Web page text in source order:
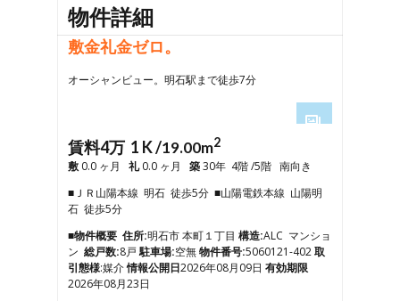
物件詳細
敷金礼金ゼロ。
オーシャンビュー。明石駅まで徒歩7分
2
3
4
7
8
9
賃料4万 1 K /19.00m2
敷 0.0 ヶ月 礼0.0 ヶ月 築30年 4階 /5階 南向き
■ＪＲ山陽本線 明石 徒歩5分 ■山陽電鉄本線 山陽明
石 徒歩5分
■物件概要 住所:明石市 本町１丁目 構造:ALC マンショ
ン 総戸数:8戸駐車場:空無物件番号:5060121-402取
引態様:媒介情報公開日2026年08月09日 有効期限
2026年08月23日